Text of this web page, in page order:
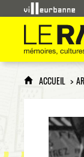
ACCUEIL